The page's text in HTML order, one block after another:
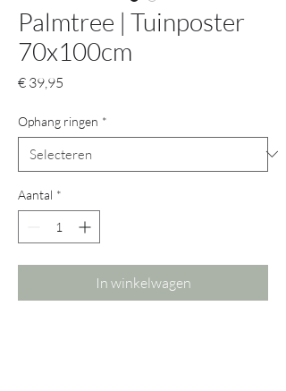
Palmtree | Tuinposter
70x100cm
€ 39,95
Ophang ringen *
Aantal *
In winkelwagen